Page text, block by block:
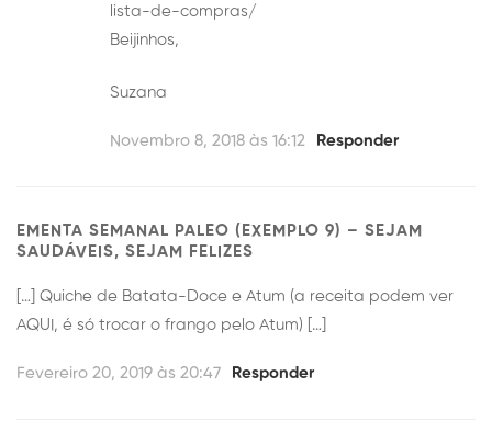
lista-de-compras/
Beijinhos,
Suzana
Novembro 8, 2018 às 16:12 Responder
EMENTA SEMANAL PALEO (EXEMPLO 9) – SEJAM
SAUDÁVEIS, SEJAM FELIZES
[…] Quiche de Batata-Doce e Atum (a receita podem ver
AQUI, é só trocar o frango pelo Atum) […]
Fevereiro 20, 2019 às 20:47 Responder